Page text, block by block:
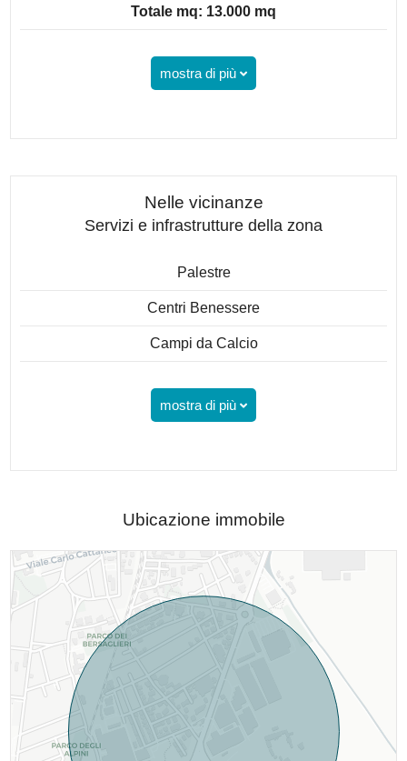
Totale mq: 13.000 mq
mostra di più
Nelle vicinanze
Servizi e infrastrutture della zona
Palestre
Centri Benessere
Campi da Calcio
mostra di più
Ubicazione immobile